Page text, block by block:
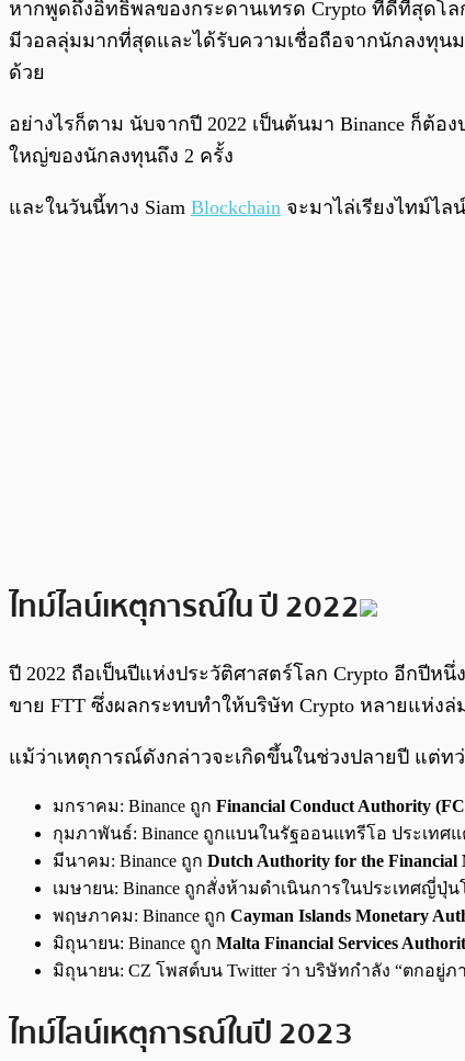
หากพูดถึงอิทธิพลของกระดานเทรด Crypto ที่ดีที่สุดโล
มีวอลลุ่มมากที่สุดและได้รับความเชื่อถือจากนักลงทุ
ด้วย
อย่างไรก็ตาม นับจากปี 2022 เป็นต้นมา Binance ก็ต้
ใหญ่ของนักลงทุนถึง 2 ครั้ง
และในวันนี้ทาง Siam Blockchain จะมาไล่เรียงไทม์ไล
ไทม์ไลน์เหตุการณ์ใน ปี 2022
ปี 2022 ถือเป็นปีแห่งประวัติศาสตร์โลก Crypto อีกปีหนึ่
ขาย FTT ซึ่งผลกระทบทำให้บริษัท Crypto หลายแห่ง
แม้ว่าเหตุการณ์ดังกล่าวจะเกิดขึ้นในช่วงปลายปี แต่ท
มกราคม: Binance ถูก Financial Conduct Authority
กุมภาพันธ์: Binance ถูกแบนในรัฐออนแทรีโอ ประเทศ
มีนาคม: Binance ถูก Dutch Authority for the Financial
เมษายน: Binance ถูกสั่งห้ามดำเนินการในประเทศญี่ปุ่น
พฤษภาคม: Binance ถูก Cayman Islands Monetary
มิถุนายน: Binance ถูก Malta Financial Services
มิถุนายน: CZ โพสต์บน Twitter ว่า บริษัทกำลัง “ตกอยู่
ไทม์ไลน์เหตุการณ์ในปี 2023